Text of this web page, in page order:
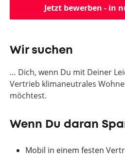
Jetzt bewerben - in
Wir suchen
… Dich, wenn Du mit Deiner
Vertrieb klimaneutrales
möchtest.
Wenn Du daran
Mobil in einem festen